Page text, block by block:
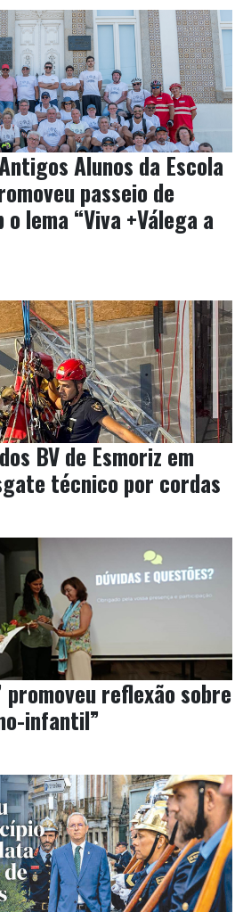
Alunos da Escola
passeio de
lema “Viva +Válega a
BV de Esmoriz em
técnico por cordas
reflexão sobre
infantil”